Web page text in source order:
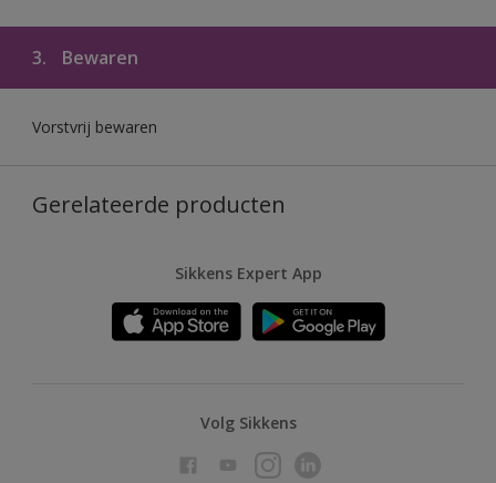
3. Bewaren
Vorstvrij bewaren
Gerelateerde producten
Sikkens Expert App
Volg Sikkens